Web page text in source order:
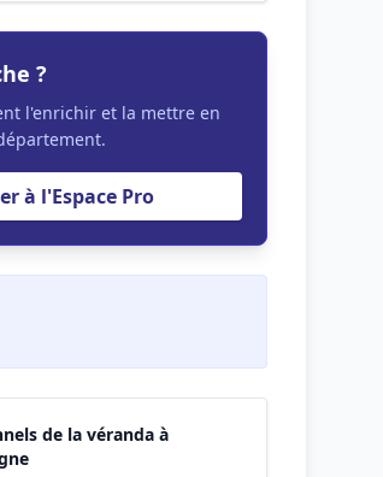
?
l'enrichir et la mettre en
à l'Espace Pro
de la véranda à